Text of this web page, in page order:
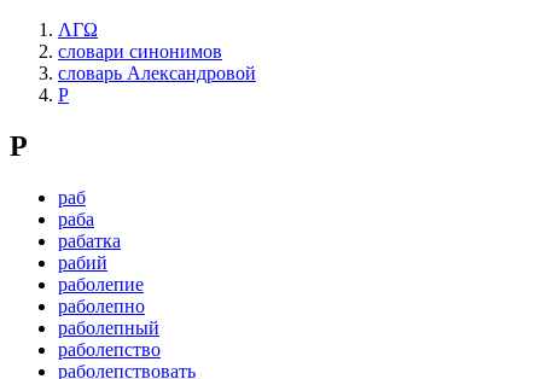
ΛΓΩ
словари синонимов
словарь Александровой
Р
Р
раб
раба
рабатка
рабий
раболепие
раболепно
раболепный
раболепство
раболепствовать